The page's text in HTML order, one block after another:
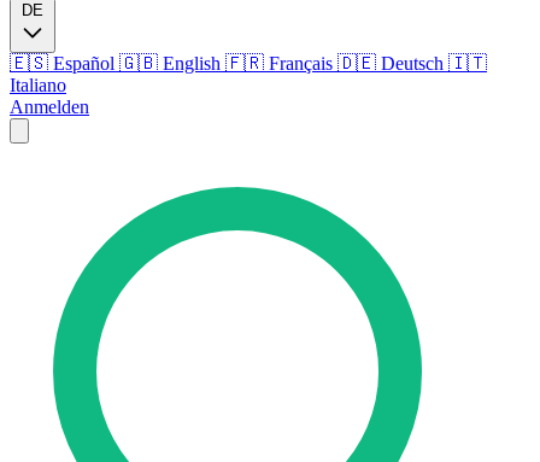
DE
🇪🇸 Español 🇬🇧 English 🇫🇷 Français 🇩🇪 Deutsch 🇮🇹
Italiano
Anmelden
SEO-Beratung Linkaufbau
Beratung
SEO-Mentoring
So funktioniert es
Sprache
🇪🇸 ES
🇬🇧 EN 🇮🇹 IT